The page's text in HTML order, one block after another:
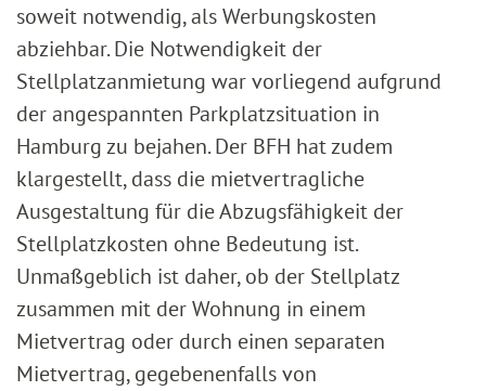
soweit notwendig, als Werbungskosten
abziehbar. Die Notwendigkeit der
Stellplatzanmietung war vorliegend aufgrund
der angespannten Parkplatzsituation in
Hamburg zu bejahen. Der BFH hat zudem
klargestellt, dass die mietvertragliche
Ausgestaltung für die Abzugsfähigkeit der
Stellplatzkosten ohne Bedeutung ist.
Unmaßgeblich ist daher, ob der Stellplatz
zusammen mit der Wohnung in einem
Mietvertrag oder durch einen separaten
Mietvertrag, gegebenenfalls von